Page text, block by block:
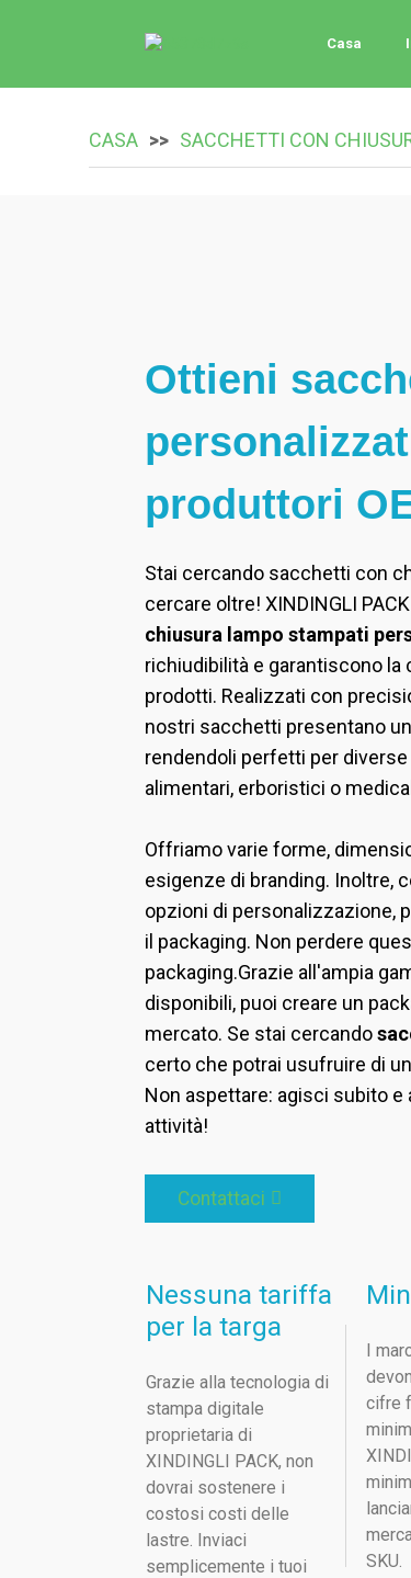
Casa
CASA SACCHETTI CON
Ottieni
produttori
Stai cercando sacchetti con
cercare oltre! XINDINGLI
chiusura lampo stampati
richiudibilità e garantiscono
prodotti. Realizzati con
nostri sacchetti presentano
rendendoli perfetti per
alimentari, erboristici o
Offriamo varie forme,
esigenze di branding. Inoltre,
opzioni di personalizzazione,
il packaging. Non perdere
packaging.Grazie all'ampia
disponibili, puoi creare un
mercato. Se stai cercando
certo che potrai usufruire di
Non aspettare: agisci subito
attività!
Contattaci
Nessuna tariffa
per la targa
Grazie alla tecnologia di
stampa digitale
proprietaria di
XINDINGLI PACK, non
dovrai sostenere i
costosi costi delle
lastre. Inviaci
semplicemente i tuoi
I
cifre
SKU.